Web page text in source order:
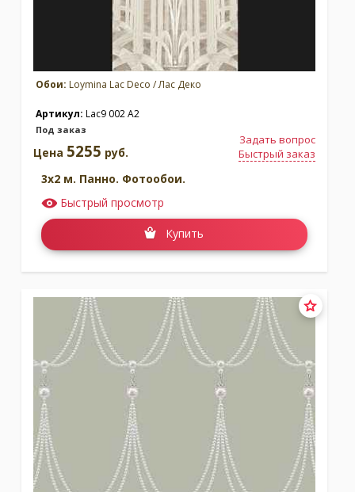
Заказать обратный звонок
Обои: Loymina Lac Deco / Лас Деко
Артикул: Lac9 002 A2
Под заказ
Задать вопрос
Быстрый заказ
Цена 5255 руб.
3x2 м. Панно. Фотообои.
Быстрый просмотр
Купить